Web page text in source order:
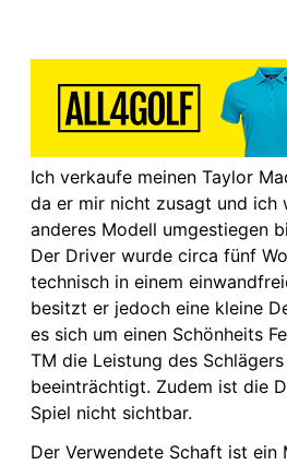
Ich verkaufe meinen Taylor
da er mir nicht zusagt und ich
anderes Modell umgestiegen
Der Driver wurde circa fünf
technisch in einem
besitzt er jedoch eine kleine
es sich um einen Schönheits
TM die Leistung des
beeinträchtigt. Zudem ist die
Spiel nicht sichtbar.
Der Verwendete Schaft ist ein